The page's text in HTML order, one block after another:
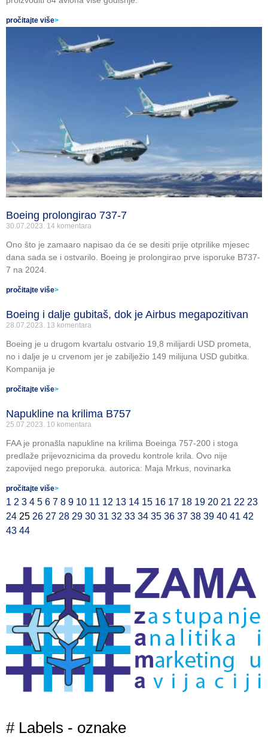
pročitajte više>
Boeing prolongirao 737-7
30.07.2023. 14 komentara
Ono što je zamaaro napisao da će se desiti prije otprilike mjesec
dana sada se i ostvarilo. Boeing je prolongirao prve isporuke B737-
7 na 2024.
pročitajte više>
Boeing i dalje gubitaš, dok je Airbus megapozitivan
28.07.2023. 13 komentara
Boeing je u drugom kvartalu ostvario 19,8 milijardi USD prometa,
no i dalje je u crvenom jer je zabilježio 149 milijuna USD gubitka.
Kompanija je
pročitajte više>
Napukline na krilima B757
25.07.2023. 10 komentara
FAA je pronašla napukline na krilima Boeinga 757-200 i stoga
predlaže prijevoznicima da provedu kontrole krila. Ovo nije
zapovijed nego preporuka. autorica: Maja Mrkus, novinarka
pročitajte više>
1 2 3 4 5 6 7 8 9 10 11 12 13 14 15 16 17 18 19 20 21 22 23
24 25 26 27 28 29 30 31 32 33 34 35 36 37 38 39 40 41 42
43 44
# Labels - oznake